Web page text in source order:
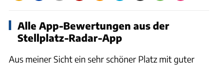
Alle App-Bewertungen aus der
Stellplatz-Radar-App
Aus meiner Sicht ein sehr schöner Platz mit guter